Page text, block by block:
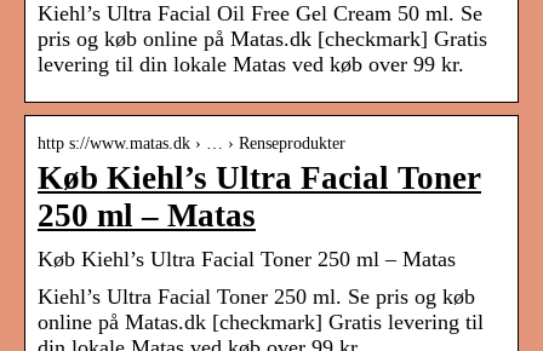
Kiehl’s Ultra Facial Oil Free Gel Cream 50 ml. Se
pris og køb online på Matas.dk [checkmark] Gratis
levering til din lokale Matas ved køb over 99 kr.
http s://www.matas.dk › … › Renseprodukter
Køb Kiehl’s Ultra Facial Toner
250 ml – Matas
Køb Kiehl’s Ultra Facial Toner 250 ml – Matas
Kiehl’s Ultra Facial Toner 250 ml. Se pris og køb
online på Matas.dk [checkmark] Gratis levering til